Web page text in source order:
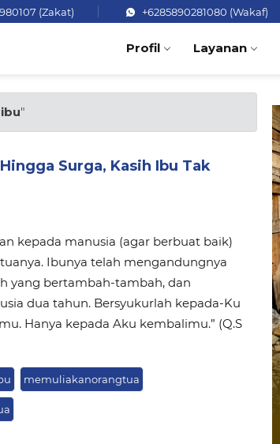
(Zakat) +6285890281080 (Wakaf)
Profil Layanan
"
Surga, Kasih Ibu Tak
kepada manusia (agar berbuat baik)
Ibunya telah mengandungnya
yang bertambah-tambah, dan
dua tahun. Bersyukurlah kepada-Ku
Hanya kepada Aku kembalimu.” (Q.S
memuliakanorangtua